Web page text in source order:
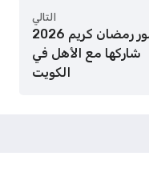
التالي
صور رمضان كريم 2026
شاركها مع الأهل في
الكويت